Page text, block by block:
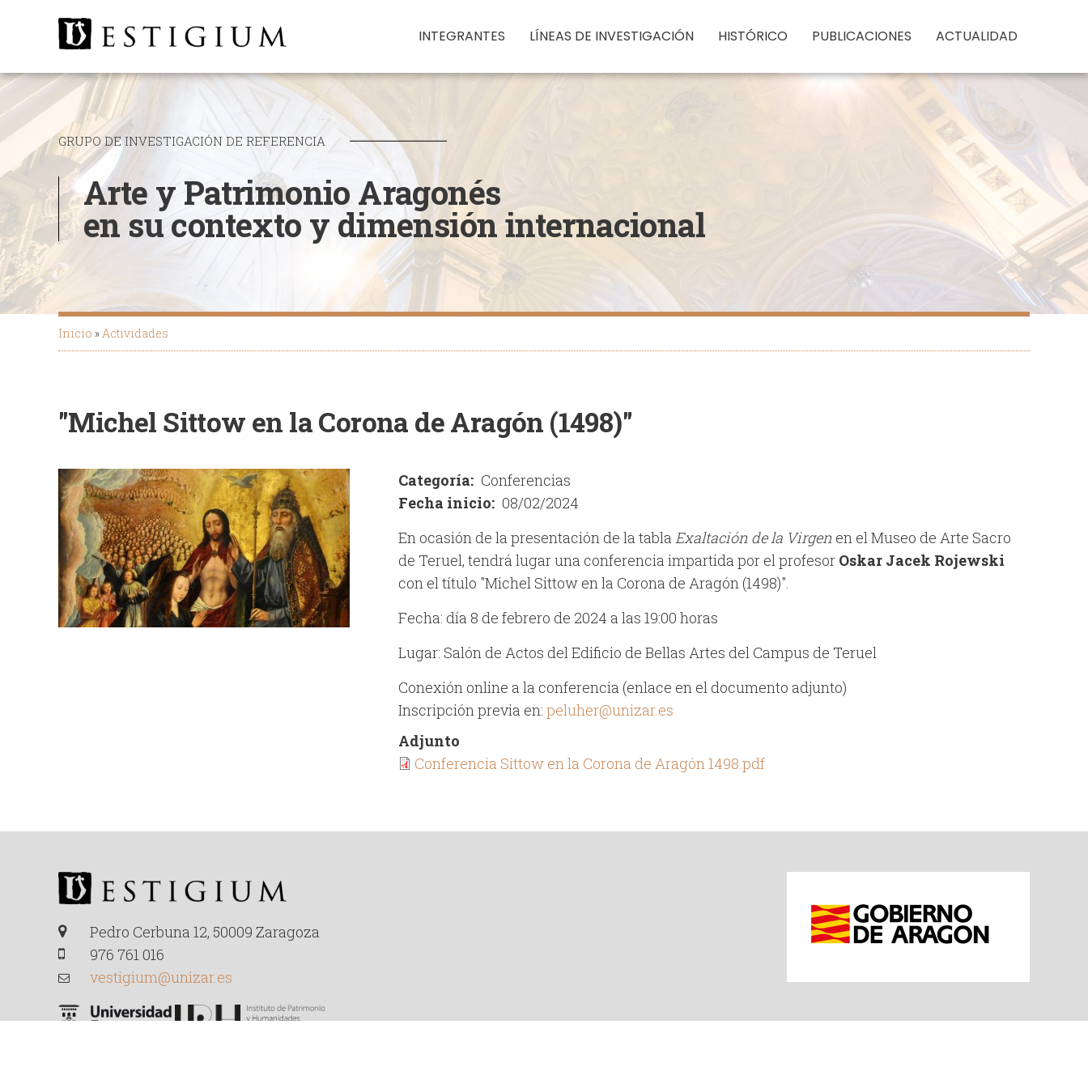
navigation
INTEGRANTES LÍNEAS DE INVESTIGACIÓN HISTÓRICO PUBLICACIONES ACTUALIDAD
GRUPO DE INVESTIGACIÓN DE REFERENCIA
Arte y Patrimonio Aragonés
en su contexto y dimensión internacional
navegación
Inicio Actividades
"Michel Sittow en la Corona de Aragón (1498)"
Categoría
Conferencias
Fecha inicio 08/02/2024
En ocasión de la presentación de la tabla Exaltación de la Virgen en el Museo de Arte Sacro
de Teruel, tendrá lugar una conferencia impartida por el profesor Oskar Jacek Rojewski
con el título "Michel Sittow en la Corona de Aragón (1498)".
Fecha: día 8 de febrero de 2024 a las 19:00 horas
Lugar: Salón de Actos del Edificio de Bellas Artes del Campus de Teruel
Conexión online a la conferencia (enlace en el documento adjunto)
Inscripción previa en: peluher@unizar.es
Adjunto
Conferencia Sittow en la Corona de Aragón 1498.pdf
Pedro Cerbuna 12, 50009 Zaragoza
976 761 016
vestigium@unizar.es